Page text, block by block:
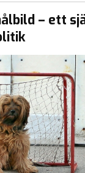
– ett